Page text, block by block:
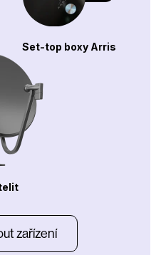
Set-top boxy Arris
zařízení